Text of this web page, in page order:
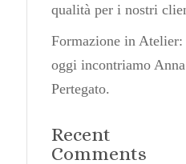
qualità per i nostri
Formazione in Atelier:
oggi incontriamo Anna
Pertegato.
Recent
Comments